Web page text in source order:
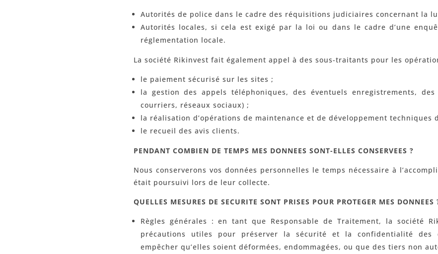
Autorités de police dans le cadre des réquisitions judiciaires concernant la
Autorités locales, si cela est exigé par la loi ou dans le cadre d’une
réglementation locale.
La société Rikinvest fait également appel à des sous-traitants pour les
le paiement sécurisé sur les sites ;
la gestion des appels téléphoniques, des éventuels enregistrements, des
courriers, réseaux sociaux) ;
la réalisation d’opérations de maintenance et de développement techniques
le recueil des avis clients.
PENDANT COMBIEN DE TEMPS MES DONNEES SONT-ELLES CONSERVEES ?
Nous conserverons vos données personnelles le temps nécessaire à
était poursuivi lors de leur collecte.
QUELLES MESURES DE SECURITE SONT PRISES POUR PROTEGER MES DONNEES
Règles générales : en tant que Responsable de Traitement, la société
précautions utiles pour préserver la sécurité et la confidentialité des
empêcher qu’elles soient déformées, endommagées, ou que des tiers non